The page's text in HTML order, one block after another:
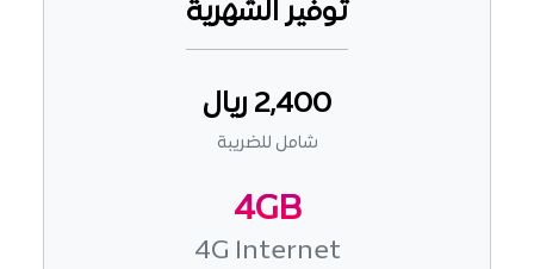
توفير الشهرية
2,400 ريال
شامل للضريبة
4GB
4G Internet